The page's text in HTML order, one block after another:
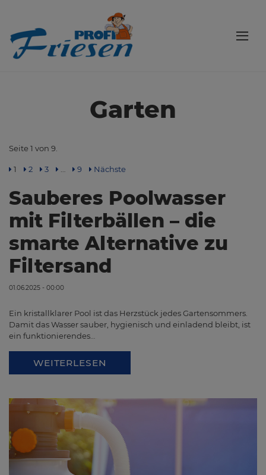
Garten
Seite 1 von 9.
1 2 3 9 Nächste
Sauberes Poolwasser
mit Filterbällen – die
smarte Alternative zu
Filtersand
01.06.2025 - 00:00
Ein kristallklarer Pool ist das Herzstück jedes Gartensommers.
Damit das Wasser sauber, hygienisch und einladend bleibt, ist
ein funktionierendes…
WEITERLESEN